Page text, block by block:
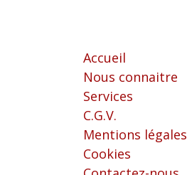
Accueil
Nous connaitre
Services
C.G.V.
Mentions légales
Cookies